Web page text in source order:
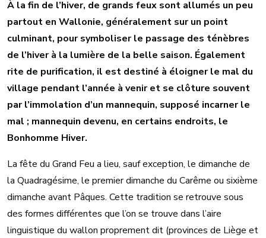
À la fin de l’hiver, de grands feux sont allumés un peu
partout en Wallonie, généralement sur un point
culminant, pour symboliser le passage des ténèbres
de l’hiver à la lumière de la belle saison. Également
rite de purification, il est destiné à éloigner le mal du
village pendant l’année à venir et se clôture souvent
par l’immolation d’un mannequin, supposé incarner le
mal ; mannequin devenu, en certains endroits, le
Bonhomme Hiver.
La fête du Grand Feu a lieu, sauf exception, le dimanche de
la Quadragésime, le premier dimanche du Carême ou sixième
dimanche avant Pâques. Cette tradition se retrouve sous
des formes différentes que l’on se trouve dans l’aire
linguistique du wallon proprement dit (provinces de Liège et